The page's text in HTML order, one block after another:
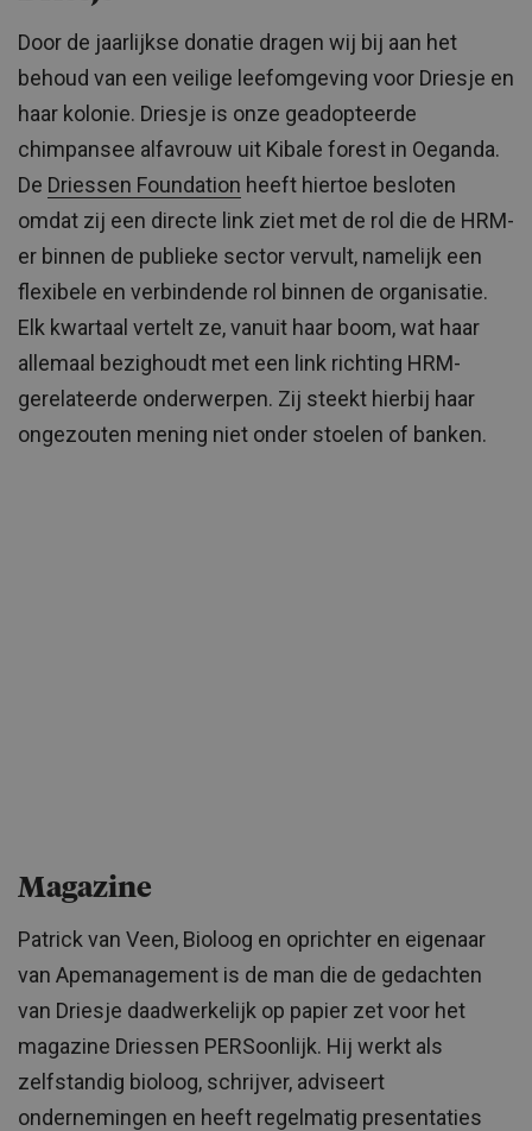
Door de jaarlijkse donatie dragen wij bij aan het
behoud van een veilige leefomgeving voor Driesje en
haar kolonie. Driesje is onze geadopteerde
chimpansee alfavrouw uit Kibale forest in Oeganda.
De Driessen Foundation heeft hiertoe besloten
omdat zij een directe link ziet met de rol die de HRM-
er binnen de publieke sector vervult, namelijk een
flexibele en verbindende rol binnen de organisatie.
Elk kwartaal vertelt ze, vanuit haar boom, wat haar
allemaal bezighoudt met een link richting HRM-
gerelateerde onderwerpen. Zij steekt hierbij haar
ongezouten mening niet onder stoelen of banken.
Magazine
Patrick van Veen, Bioloog en oprichter en eigenaar
van Apemanagement is de man die de gedachten
van Driesje daadwerkelijk op papier zet voor het
magazine Driessen PERSoonlijk. Hij werkt als
zelfstandig bioloog, schrijver, adviseert
ondernemingen en heeft regelmatig presentaties